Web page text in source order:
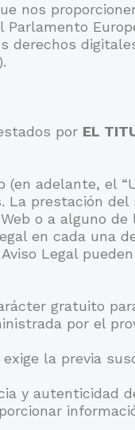
nos
derechos
por EL
adelante, el
prestación del
o a alguno
en cada una
Legal
gratuito
por el
la previa
y autenticidad